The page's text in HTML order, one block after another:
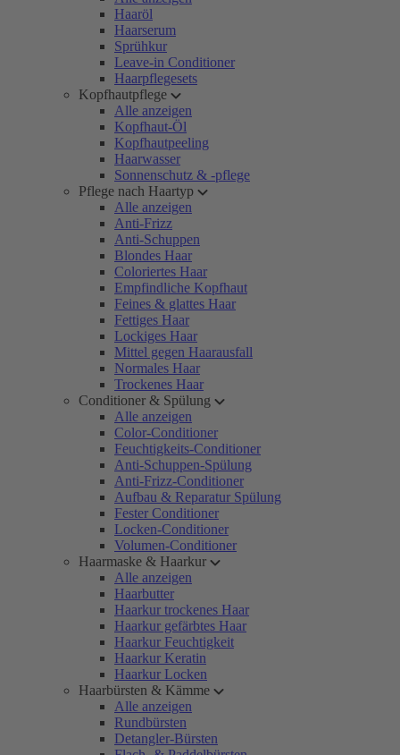
Haaröl
Haarserum
Sprühkur
Leave-in Conditioner
Haarpflegesets
Kopfhautpflege
Alle anzeigen
Kopfhaut-Öl
Kopfhautpeeling
Haarwasser
Sonnenschutz & -pflege
Pflege nach Haartyp
Alle anzeigen
Anti-Frizz
Anti-Schuppen
Blondes Haar
Coloriertes Haar
Empfindliche Kopfhaut
Feines & glattes Haar
Fettiges Haar
Lockiges Haar
Mittel gegen Haarausfall
Normales Haar
Trockenes Haar
Conditioner & Spülung
Alle anzeigen
Color-Conditioner
Feuchtigkeits-Conditioner
Anti-Schuppen-Spülung
Anti-Frizz-Conditioner
Aufbau & Reparatur Spülung
Fester Conditioner
Locken-Conditioner
Volumen-Conditioner
Haarmaske & Haarkur
Alle anzeigen
Haarbutter
Haarkur trockenes Haar
Haarkur gefärbtes Haar
Haarkur Feuchtigkeit
Haarkur Keratin
Haarkur Locken
Haarbürsten & Kämme
Alle anzeigen
Rundbürsten
Detangler-Bürsten